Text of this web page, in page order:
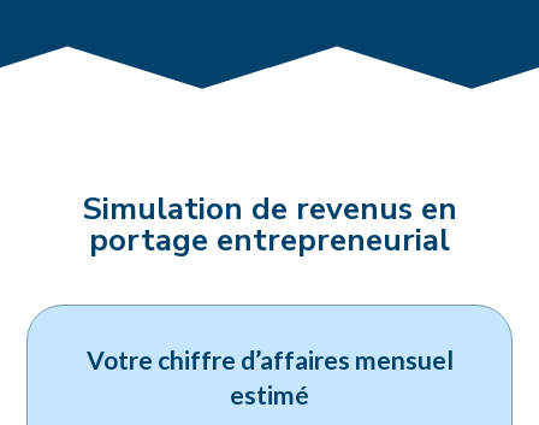
Simulation de revenus en
portage entrepreneurial
Votre chiffre d’affaires mensuel
estimé